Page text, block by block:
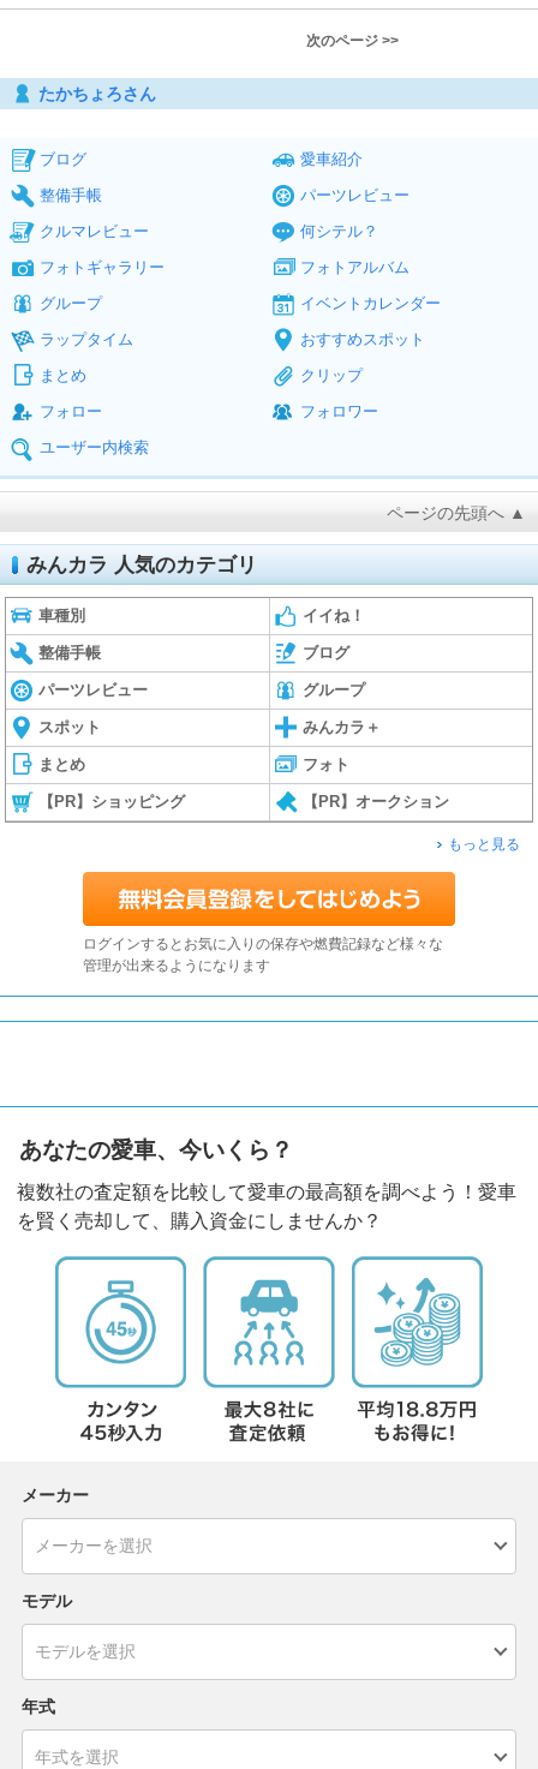
次のページ >>
たかちょろさん
ブログ
愛車紹介
整備手帳
パーツレビュー
クルマレビュー
何シテル？
フォトギャラリー
フォトアルバム
グループ
イベントカレンダー
ラップタイム
おすすめスポット
まとめ
クリップ
フォロー
フォロワー
ユーザー内検索
ページの先頭へ ▲
みんカラ 人気のカテゴリ
車種別 イイね！
整備手帳 ブログ
パーツレビュー グループ
スポット みんカラ＋
まとめ フォト
【PR】ショッピング 【PR】オークション
もっと見る
ログインするとお気に入りの保存や燃費記録など様々な
管理が出来るようになります
あなたの愛車、今いくら？
複数社の査定額を比較して愛車の最高額を調べよう！愛車
を賢く売却して、購入資金にしませんか？
メーカー
モデル
年式